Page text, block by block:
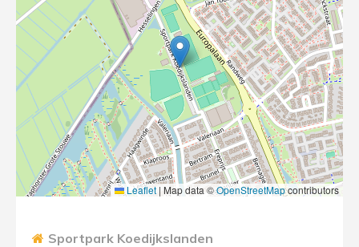
Leaflet | Map data ©OpenStreetMapcontributors
Sportpark Koedijkslanden